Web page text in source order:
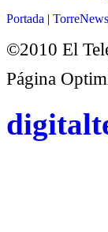
Portada | TorreNews
©2010 El
Página